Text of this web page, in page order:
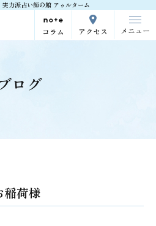
力派占い師の館 アゥルターム
コラム アクセス メニュー
ログ
荷様